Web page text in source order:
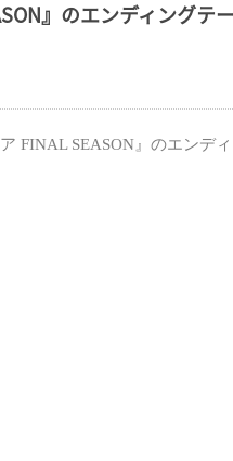
』のエンディングテ
FINALSEASON 』のエンデ